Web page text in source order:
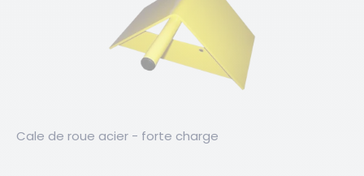
Cale de roue acier - forte charge